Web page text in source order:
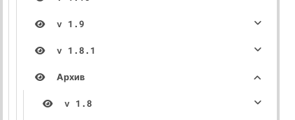
v 1.9
v 1.8.1
Архив
v 1.8